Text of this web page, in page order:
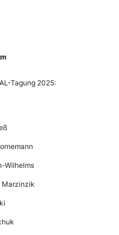
Tagung 2025:
Wilhelms
Marzinzik